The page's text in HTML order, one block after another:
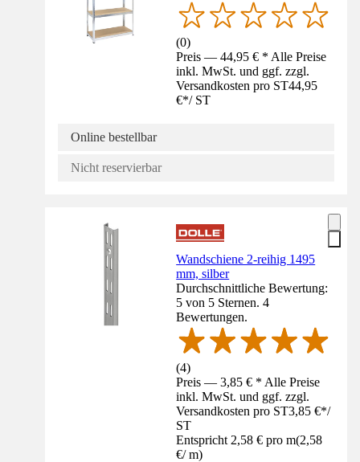
(0)
Preis — 44,95 € * Alle Preise
inkl. MwSt. und ggf. zzgl.
Versandkosten pro ST44,95
€*/ ST
Online bestellbar
Nicht reservierbar
Wandschiene 2-reihig 1495
mm, silber
Durchschnittliche Bewertung:
5 von 5 Sternen. 4
Bewertungen.
(4)
Preis — 3,85 € * Alle Preise
inkl. MwSt. und ggf. zzgl.
Versandkosten pro ST3,85 €*/
ST
Entspricht 2,58 € pro m(2,58
€/ m)